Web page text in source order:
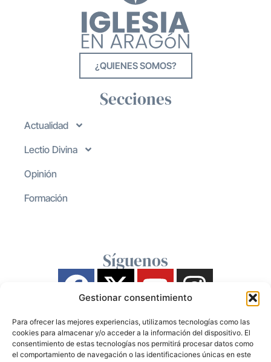
Gestionar consentimiento
Para ofrecer las mejores experiencias, utilizamos tecnologías como las
cookies para almacenar y/o acceder a la información del dispositivo. El
consentimiento de estas tecnologías nos permitirá procesar datos como
el comportamiento de navegación o las identificaciones únicas en este
¿QUIENES SOMOS?
Secciones
Actualidad
Lectio Divina
Opinión
Formación
Síguenos